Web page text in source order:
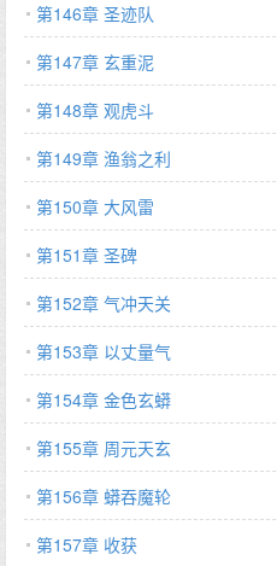
第146章 圣迹队
第147章 玄重泥
第148章 观虎斗
第149章 渔翁之利
第150章 大风雷
第151章 圣碑
第152章 气冲天关
第153章 以丈量气
第154章 金色玄蟒
第155章 周元天玄
第156章 蟒吞魔轮
第157章 收获